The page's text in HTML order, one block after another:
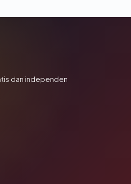
dan independen